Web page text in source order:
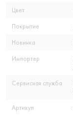
Цвет
Покрытие
Новинка
Импортер
Сервисная служба
Артикул